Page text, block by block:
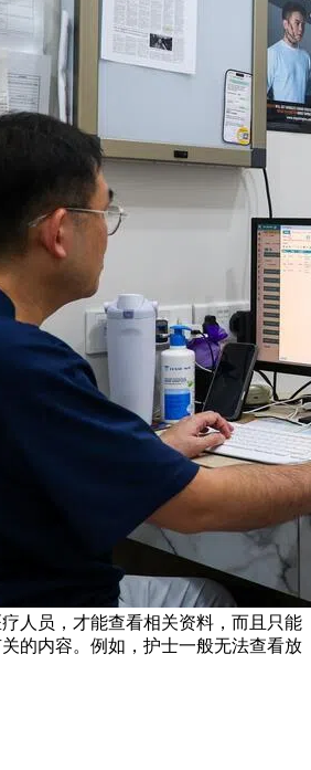
人员，才能查看相关资料，而且只能
的内容。例如，护士一般无法查看放